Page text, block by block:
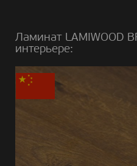
Ламинат LAMIWOOD
интерьере: